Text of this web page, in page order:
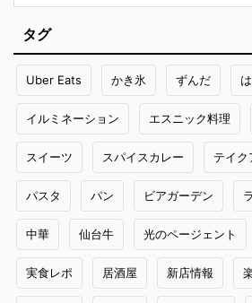
タグ
Uber Eats かき氷 ずんだ
イルミネーション エスニック料理
スイーツ スパイスカレー テイク
パスタ パン ビアガーデン
中華 仙台牛 光のページェント
実食レポ 居酒屋 新店情報